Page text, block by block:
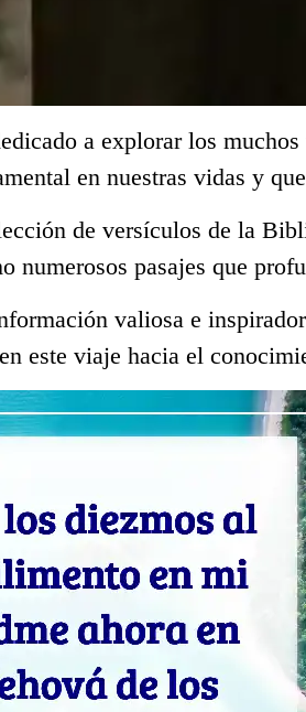
a explorar los
en nuestras vidas y
de versículos de la
numerosos pasajes que
valiosa e
este viaje hacia el